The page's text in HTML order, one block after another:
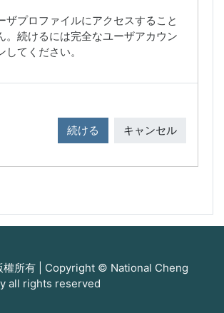
ザプロファイルにアクセスすること
。続けるには完全なユーザアカウン
してください。
続ける キャンセル
權所有 | Copyright © National Cheng
all rights reserved